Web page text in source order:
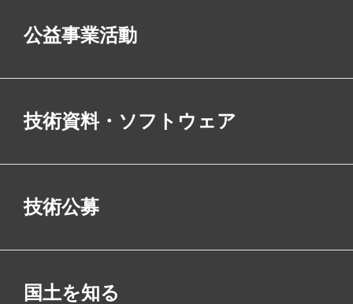
公益事業活動
技術資料・ソフトウェア
技術公募
国土を知る